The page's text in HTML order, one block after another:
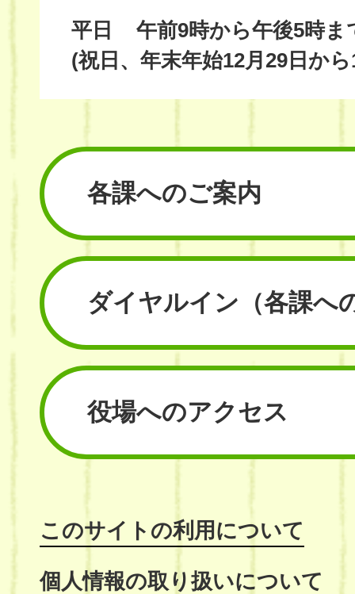
平日
午前9時から午後5時ま
(祝日、年末年始12月29日か
各課へのご案内
ダイヤルイン （各課へ
役場へのアクセス
このサイトの利用について
個人情報の取り扱いについて